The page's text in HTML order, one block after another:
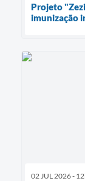
Projeto
imunização
02 JUL 2026 -